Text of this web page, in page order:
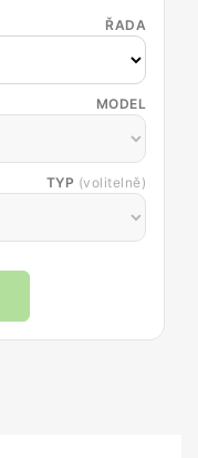
ŘADA
MODEL
TYP (volitelně)